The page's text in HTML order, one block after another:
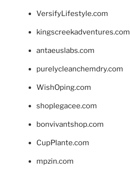
VersifyLifestyle.com
kingscreekadventures.com
antaeuslabs.com
purelycleanchemdry.com
WishOping.com
shoplegacee.com
bonvivantshop.com
CupPlante.com
mpzin.com